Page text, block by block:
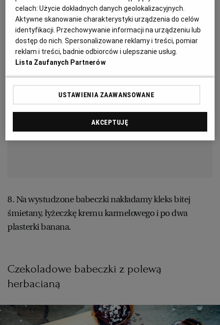
je.
8. Na wystudzone babeczki nakładamy kleks bitej
śmietany, łyżeczkę kremu karmelowego i po dwa
plasterki banana.
Czekoladowe babeczki z polewą
herbacianą
celach:Użycie dokładnych danych geolokalizacyjnych.
Aktywne skanowanie charakterystyki urządzenia do celów
identyfikacji. Przechowywanie informacji na urządzeniu lub
dostęp do nich. Spersonalizowane reklamy i treści, pomiar
reklam i treści, badnie odbiorców i ulepszanie usług.
Lista Zaufanych Partnerów
USTAWIENIA ZAAWANSOWANE
AKCEPTUJĘ